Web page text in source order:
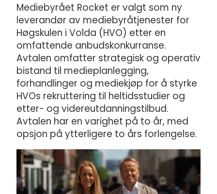
Mediebyrået Rocket er valgt som ny
leverandør av mediebyråtjenester for
Høgskulen i Volda (HVO) etter en
omfattende anbudskonkurranse.
Avtalen omfatter strategisk og operativ
bistand til medieplanlegging,
forhandlinger og mediekjøp for å styrke
HVOs rekruttering til heltidsstudier og
etter- og videreutdanningstilbud.
Avtalen har en varighet på to år, med
opsjon på ytterligere to års forlengelse.